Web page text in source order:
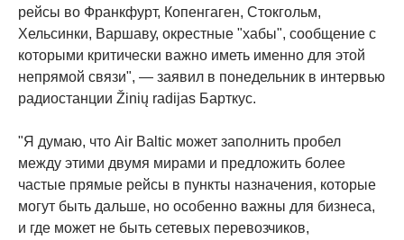
рейсы во Франкфурт, Копенгаген, Стокгольм,
Хельсинки, Варшаву, окрестные "хабы", сообщение с
которыми критически важно иметь именно для этой
непрямой связи", — заявил в понедельник в интервью
радиостанции Žinių radijas Барткус.
"Я думаю, что Air Baltic может заполнить пробел
между этими двумя мирами и предложить более
частые прямые рейсы в пункты назначения, которые
могут быть дальше, но особенно важны для бизнеса,
и где может не быть сетевых перевозчиков,